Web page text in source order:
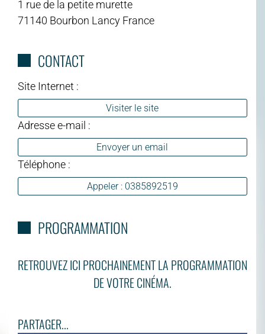
1 rue de la petite murette
71140 Bourbon Lancy France
CONTACT
Site Internet :
Visiter le site
Adresse e-mail :
Envoyer un email
Téléphone :
Appeler : 0385892519
PROGRAMMATION
RETROUVEZ ICI PROCHAINEMENT LA PROGRAMMATION
DE VOTRE CINÉMA.
PARTAGER...